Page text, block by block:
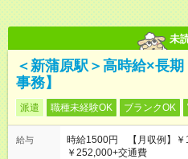
未
＜新蒲原駅＞高時給×長
事務】
派遣 職種未経験OK ブランクOK
給与
時給1500円 【月収例】￥
￥252,000+交通費